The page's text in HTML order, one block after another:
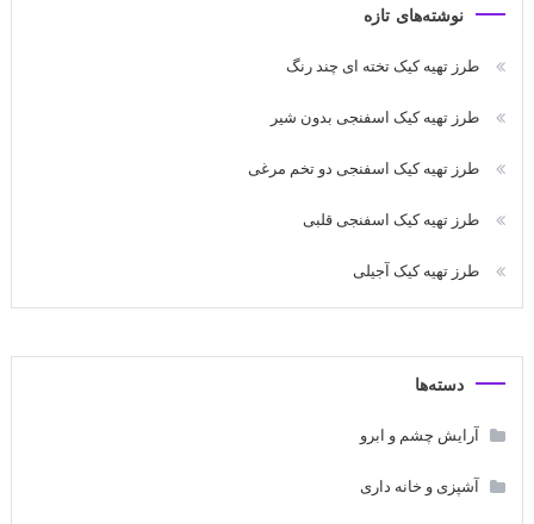
نوشته‌های تازه
طرز تهیه کیک تخته ای چند رنگ
طرز تهیه کیک اسفنجی بدون شیر
طرز تهیه کیک اسفنجی دو تخم مرغی
طرز تهیه کیک اسفنجی قلبی
طرز تهیه کیک آجیلی
دسته‌ها
آرایش چشم و ابرو
آشپزی و خانه داری